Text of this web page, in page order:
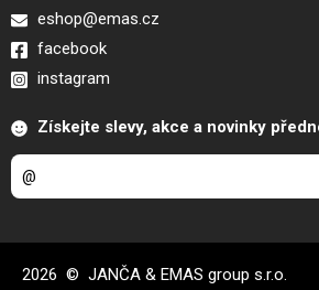
eshop@emas.cz
facebook
instagram
Získejte slevy, akce a novinky
2026 © JANČA & EMAS group s.r.o.